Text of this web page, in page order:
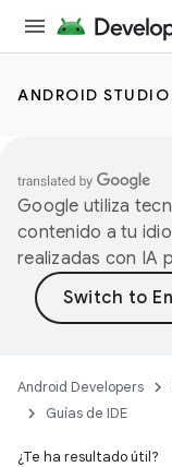
ANDROID STUDIO
Google utiliza
contenido a tu
realizadas con IA
Android Developers
Guías de IDE
¿Te ha resultado útil?